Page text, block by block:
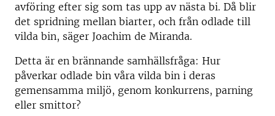
avföring efter sig som tas upp av nästa bi. Då blir
det spridning mellan biarter, och från odlade till
vilda bin, säger Joachim de Miranda.
Detta är en brännande samhällsfråga: Hur
påverkar odlade bin våra vilda bin i deras
gemensamma miljö, genom konkurrens, parning
eller smittor?